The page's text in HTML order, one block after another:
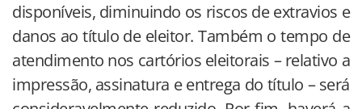
disponíveis, diminuindo os riscos de extravios e
danos ao título de eleitor. Também o tempo de
atendimento nos cartórios eleitorais – relativo a
impressão, assinatura e entrega do título – será